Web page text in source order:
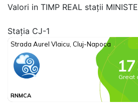
Valori in TIMP REAL stații
Stația CJ-1